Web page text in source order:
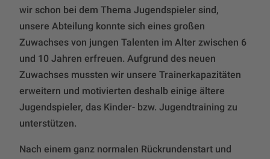
wir schon bei dem Thema Jugendspieler sind,
unsere Abteilung konnte sich eines großen
Zuwachses von jungen Talenten im Alter zwischen 6
und 10 Jahren erfreuen. Aufgrund des neuen
Zuwachses mussten wir unsere Trainerkapazitäten
erweitern und motivierten deshalb einige ältere
Jugendspieler, das Kinder- bzw. Jugendtraining zu
unterstützen.
Nach einem ganz normalen Rückrundenstart und